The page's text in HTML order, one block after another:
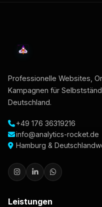
Professionelle Websites,
Kampagnen für
Deutschland.
+49 176 36319216
info@analytics-rocket.de
Hamburg &
Leistungen